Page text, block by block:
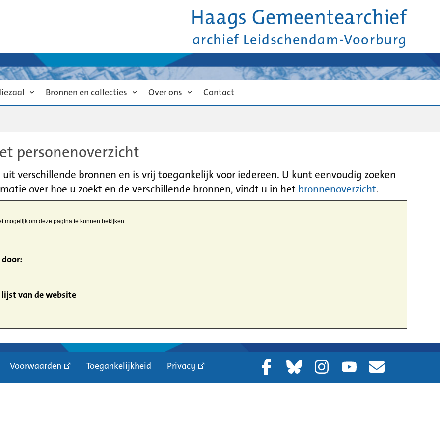
Haags Gemeentearchief
archief Leidschendam-Voorburg
Bronnen en collecties Over ons Contact
personenoverzicht
verschillende bronnen en is vrij toegankelijk voor iedereen. U kunt eenvoudig zoeken
over hoe u zoekt en de verschillende bronnen, vindt u in het bronnenoverzicht.
mogelijk om deze pagina te kunnen bekijken.
van de website
Voorwaarden Toegankelijkheid Privacy